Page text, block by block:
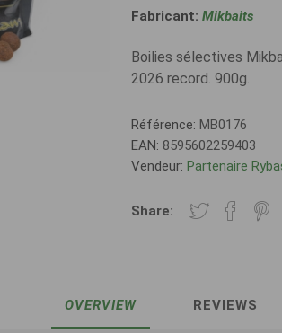
Fabricant: Mikbaits
Boilies sélectives
2026 record. 900g.
Référence: MB0176
EAN: 8595602259403
Vendeur: Partenaire
Share:
OVERVIEW REVIEWS